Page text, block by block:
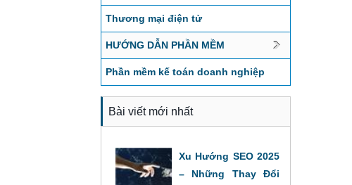
Thương mại điện tử
HƯỚNG DẪN PHẦN MỀM
Phần mềm kế toán doanh nghiệp
Bài viết mới nhất
Xu Hướng SEO 2025
– Những Thay Đổi